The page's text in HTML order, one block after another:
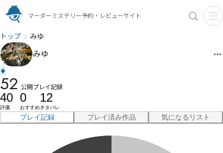
マーダーミステリー予約・レビューサイト
トップ みゆ
みゆ
♦︎
52 公開プレイ記録
40
評価
0
おすすめ
12
ネタバレ
プレイ記録 プレイ済み作品 気になるリスト